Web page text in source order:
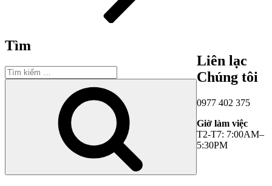
Tìm
Tìm
kiếm:
Tìm
Liên lạc
Chúng tôi
0977 402 375
Giờ làm việc
T2-T7: 7:00AM–
5:30PM